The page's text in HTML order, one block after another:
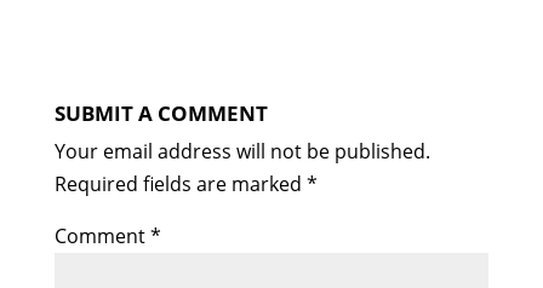
SUBMIT A COMMENT
Your email address will not be published.
Required fields are marked *
Comment*